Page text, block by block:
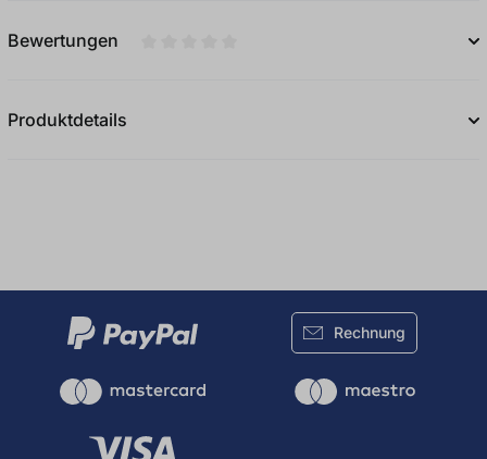
Bewertungen
Produktdetails
Rechnung